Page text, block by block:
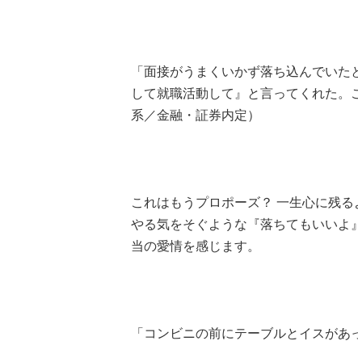
「面接がうまくいかず落ち込んでい
して就職活動して』と言ってくれた
系／金融・証券内定）
これはもうプロポーズ？ 一生心に残
やる気をそぐような『落ちてもいいよ
当の愛情を感じます。
「コンビニの前にテーブルとイスが